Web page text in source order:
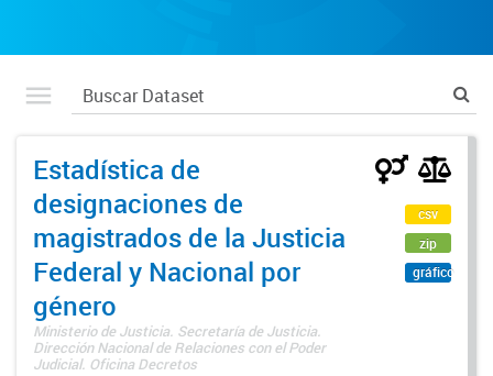
Estadística de
designaciones de
magistrados de la Justicia
Federal y Nacional por
género
Ministerio de Justicia. Secretaría de Justicia.
Dirección Nacional de Relaciones con el Poder
Judicial. Oficina Decretos
csv
zip
gráfico